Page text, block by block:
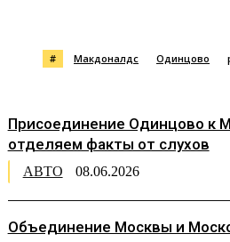
# Макдоналдс Одинцово
Присоединение Одинцово к
отделяем факты от слухов
АВТО 08.06.2026
Объединение Москвы и